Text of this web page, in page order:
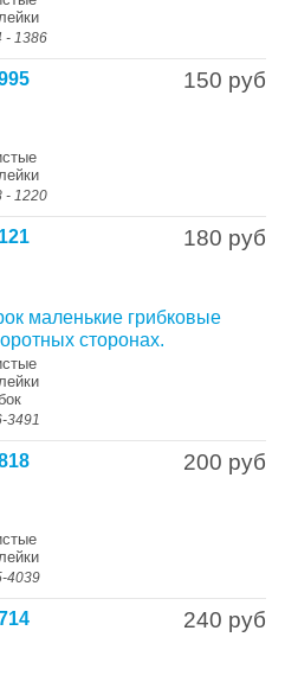
- 1386
150 руб
- 1220
180 руб
маленькие грибковые
сторонах.
3491
200 руб
4039
240 руб